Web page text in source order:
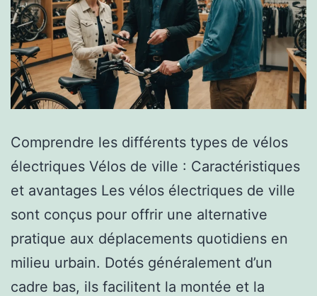
Comprendre les différents types de vélos
électriques Vélos de ville : Caractéristiques
et avantages Les vélos électriques de ville
sont conçus pour offrir une alternative
pratique aux déplacements quotidiens en
milieu urbain. Dotés généralement d’un
cadre bas, ils facilitent la montée et la